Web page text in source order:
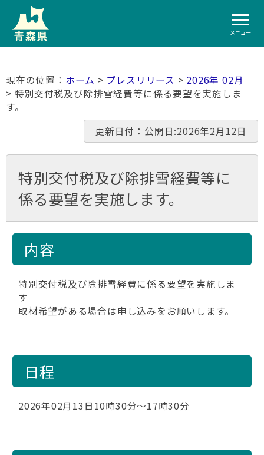
メニュー
ホーム > プレスリリース > 2026年 02月
> 特別交付税及び除排雪経費等に係る要望を実施しま
す。
更新日付：公開日:2026年2月12日
特別交付税及び除排雪経費等に
係る要望を実施します。
内容
特別交付税及び除排雪経費に係る要望を実施しま
す
取材希望がある場合は申し込みをお願いします。
日程
2026年02月13日10時30分～17時30分